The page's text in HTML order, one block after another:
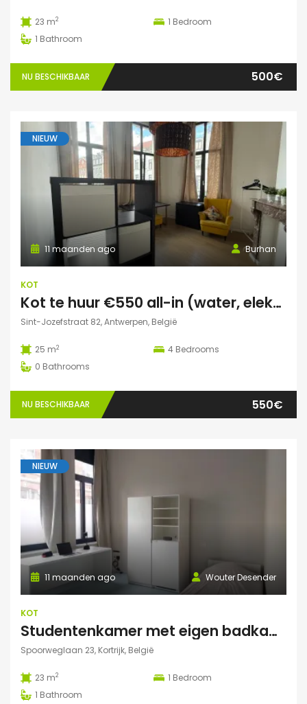
23 m2 1 Bedroom
1 Bathroom
NU BESCHIKBAAR 500€
NIEUW
Burhan
11 maanden ago
KOT
Kot te huur €550 all-in (water, elektriciteit, wifi incl)
Sint-Jozefstraat 82, Antwerpen, België
25 m2 4 Bedrooms
0 Bathrooms
NU BESCHIKBAAR 550€
NIEUW
Wouter Desender
11 maanden ago
KOT
Studentenkamer met eigen badkamer
Spoorweglaan 23, Kortrijk, België
23 m2 1 Bedroom
1 Bathroom